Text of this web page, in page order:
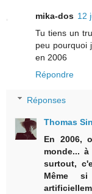
mika-dos 12
Tu tiens un
peu pourquoi
en 2006
Répondre
Réponses
Thomas
En 2006,
monde...
surtout,
Même